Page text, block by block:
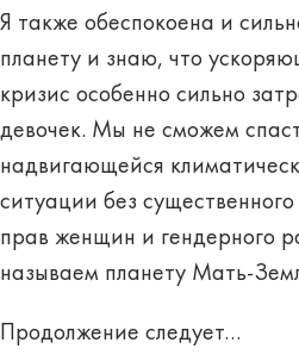
Я также обеспокоена и
планету и знаю, что
кризис особенно сильно
девочек. Мы не сможем
надвигающейся
ситуации без
прав женщин и гендерного
называем планету Мать-
Продолжение следует…